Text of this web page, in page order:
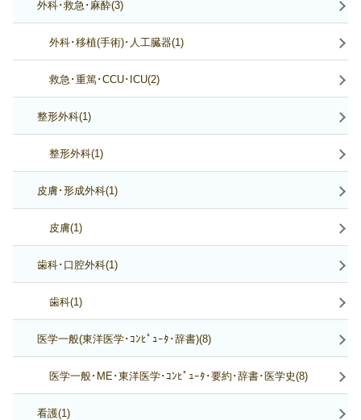
外科･救急･麻酔(3)
外科･移植(手術)･人工臓器(1)
救急･重篤･CCU･ICU(2)
整形外科(1)
整形外科(1)
皮膚･形成外科(1)
皮膚(1)
歯科･口腔外科(1)
歯科(1)
医学一般(東洋医学･ｺﾝﾋﾟｭｰﾀ･辞書)(8)
医学一般･ME･東洋医学･ｺﾝﾋﾟｭｰﾀ･要約･辞書･医学史(8)
看護(1)